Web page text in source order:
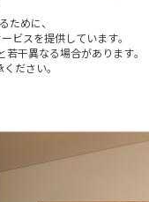
ために、
ビスを提供しています。
干異なる場合があります。
ださい。